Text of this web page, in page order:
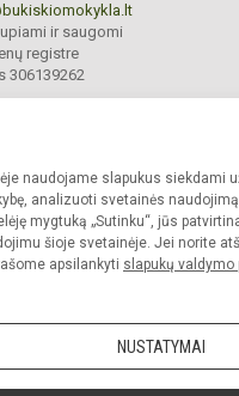
naudojame slapukus siekdami
analizuoti svetainės
mygtuką „Sutinku“, jūs
šioje svetainėje. Jei norite
apsilankyti slapukų valdymo
NUSTATYMAI
ir saugomi
registre
306139262
be raštiško Bukiškio pagrindinės
sutikimo griežtai
Prieinamumo paraiška
būdas atnaujinti